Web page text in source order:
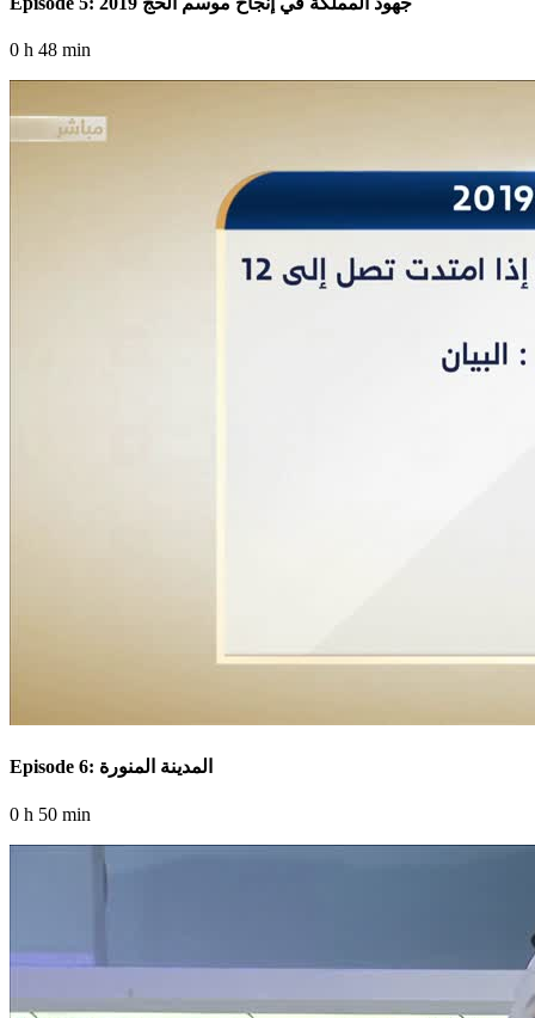
0 h 48 min
Episode 6: المدينة المنورة
0 h 50 min